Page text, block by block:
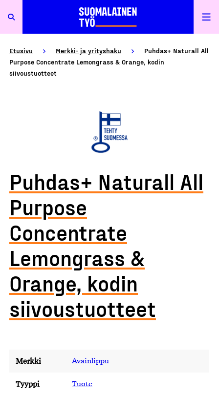
Etusivu Merkki- ja yrityshaku
Puhdas+ Naturall All
Purpose Concentrate Lemongrass & Orange, kodin
siivoustuotteet
Puhdas+ Naturall All
Purpose
Concentrate
Lemongrass &
Orange, kodin
siivoustuotteet
Merkki Avainlippu
Tyyppi Tuote